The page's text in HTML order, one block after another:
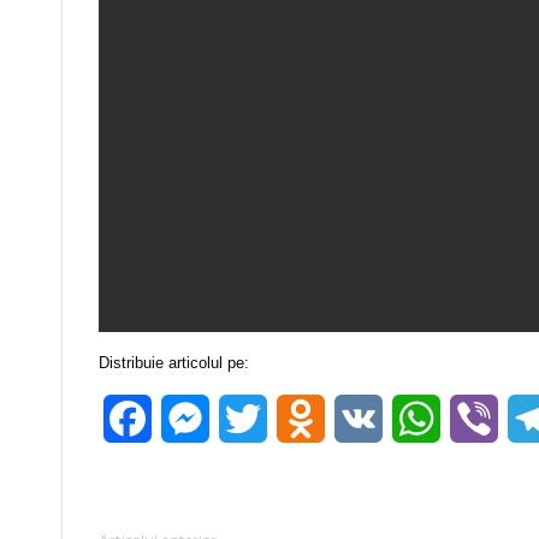
Distribuie articolul pe:
FacebookMessenger
Twitter Odnoklassniki
VK WhatsApp
Viber